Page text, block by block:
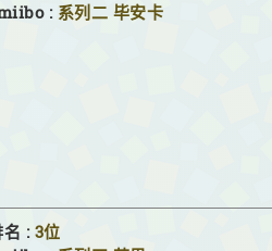
: 系列二 毕安卡
名 :3位